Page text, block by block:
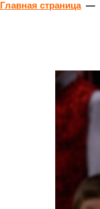
Главная страница—